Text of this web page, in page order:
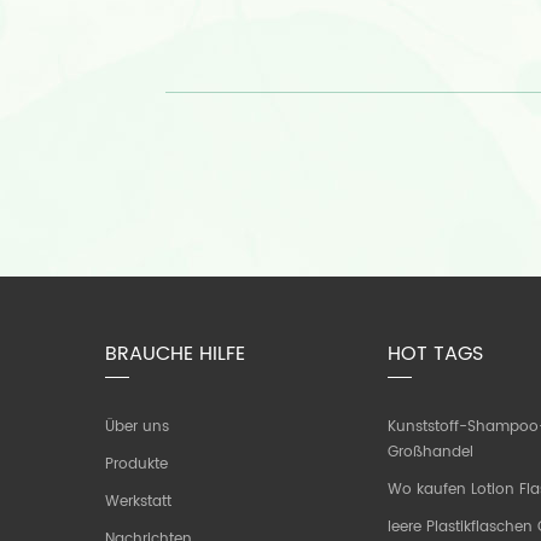
BRAUCHE HILFE
Über uns
Produkte
Werkstatt
HOT TAGS
Kunststoff-
Großhandel
Wo kaufen Lotion
leere Plastikflaschen